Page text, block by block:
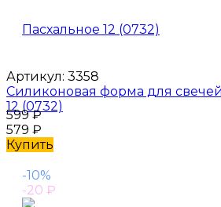
Артикул: 3358
Силиконовая форма для
12 (0732)
599₽
579 ₽
Купить
-10%
-20 ₽